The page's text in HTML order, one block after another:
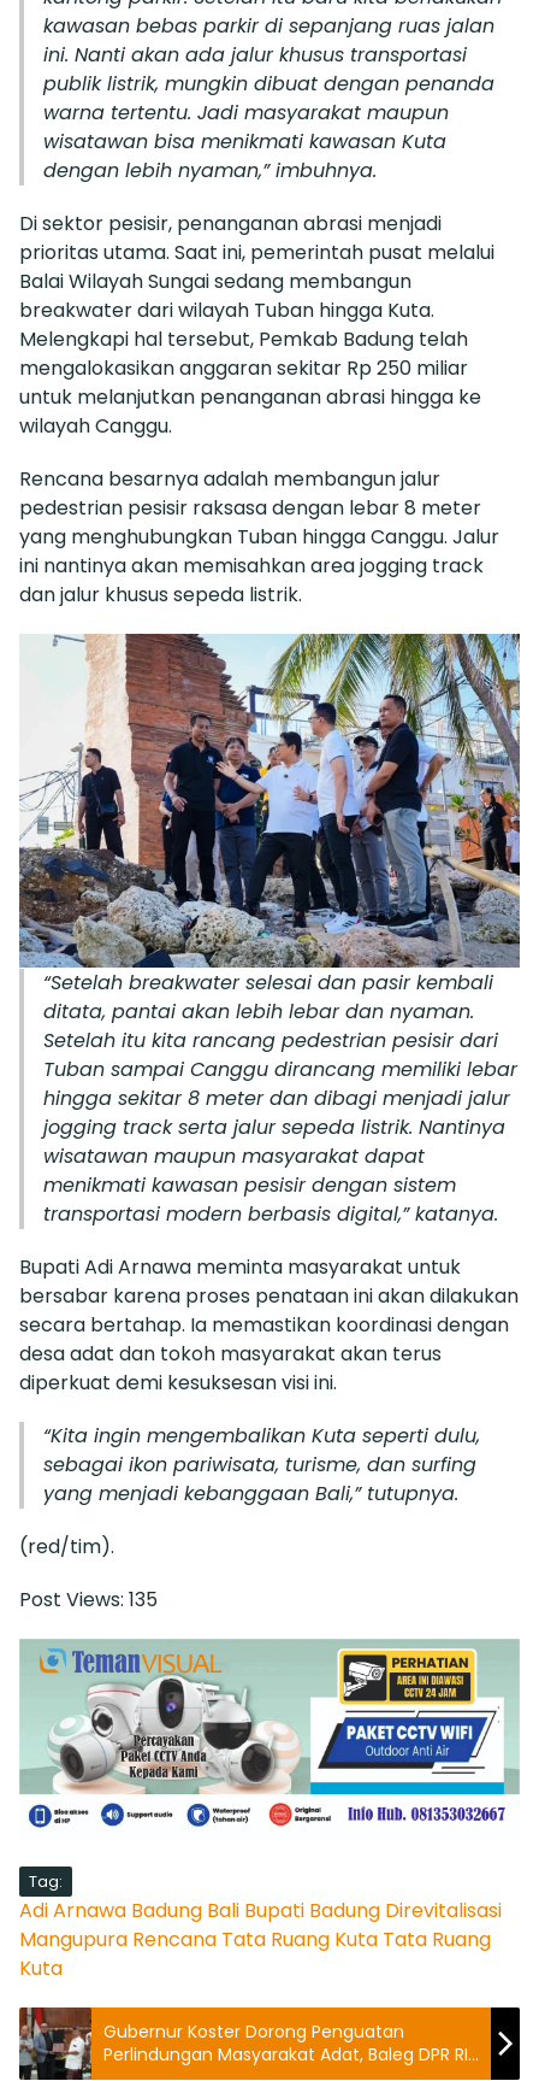
kawasan bebas parkir di sepanjang ruas jalan
ini. Nanti akan ada jalur khusus transportasi
publik listrik, mungkin dibuat dengan penanda
warna tertentu. Jadi masyarakat maupun
wisatawan bisa menikmati kawasan Kuta
dengan lebih nyaman,” imbuhnya.
Di sektor pesisir, penanganan abrasi menjadi
prioritas utama. Saat ini, pemerintah pusat melalui
Balai Wilayah Sungai sedang membangun
breakwater dari wilayah Tuban hingga Kuta.
Melengkapi hal tersebut, Pemkab Badung telah
mengalokasikan anggaran sekitar Rp 250 miliar
untuk melanjutkan penanganan abrasi hingga ke
wilayah Canggu.
Rencana besarnya adalah membangun jalur
pedestrian pesisir raksasa dengan lebar 8 meter
yang menghubungkan Tuban hingga Canggu. Jalur
ini nantinya akan memisahkan area jogging track
dan jalur khusus sepeda listrik.
“Setelah breakwater selesai dan pasir kembali
ditata, pantai akan lebih lebar dan nyaman.
Setelah itu kita rancang pedestrian pesisir dari
Tuban sampai Canggu dirancang memiliki lebar
hingga sekitar 8 meter dan dibagi menjadi jalur
jogging track serta jalur sepeda listrik. Nantinya
wisatawan maupun masyarakat dapat
menikmati kawasan pesisir dengan sistem
transportasi modern berbasis digital,” katanya.
Bupati Adi Arnawa meminta masyarakat untuk
bersabar karena proses penataan ini akan dilakukan
secara bertahap. Ia memastikan koordinasi dengan
desa adat dan tokoh masyarakat akan terus
diperkuat demi kesuksesan visi ini.
“Kita ingin mengembalikan Kuta seperti dulu,
sebagai ikon pariwisata, turisme, dan surfing
yang menjadi kebanggaan Bali,” tutupnya.
(red/tim).
Post Views: 135
Tag:
Adi Arnawa Badung Bali Bupati Badung Direvitalisasi
Mangupura Rencana Tata Ruang Kuta Tata Ruang
Kuta
Gubernur Koster Dorong Penguatan
Perlindungan Masyarakat Adat, Baleg DPR RI